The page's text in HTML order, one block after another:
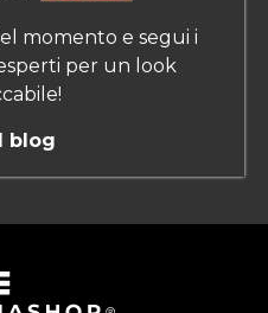
momento e segui i
per un look
blog